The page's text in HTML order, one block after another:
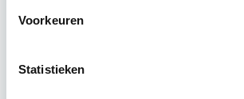
Voorkeuren
Statistieken